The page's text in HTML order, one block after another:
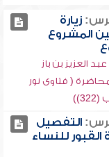
زيارة
المشروع
عبد العزيز بن باز
( فتاوى نور
التفصيل
القبور للنساء